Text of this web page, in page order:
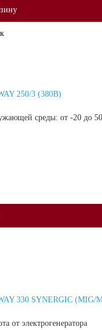
250/3 (380В)
среды: от -20 до
330 SYNERGIC (MIG/
от электрогенератора